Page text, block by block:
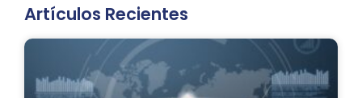
Artículos Recientes